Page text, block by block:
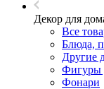
Декор для
Все
Блюда,
Другие
Фигуры
Фонари